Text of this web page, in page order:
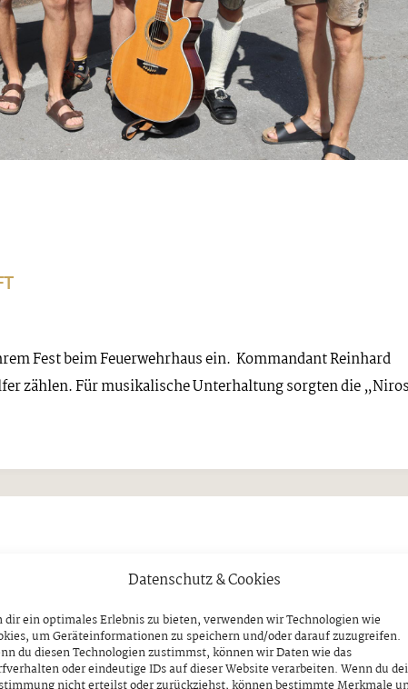
Datenschutz & Cookies
dir ein optimales Erlebnis zu bieten, verwenden wir Technologien wie
um Geräteinformationen zu speichern und/oder darauf zuzugreifen.
du diesen Technologien zustimmst, können wir Daten wie das
oder eindeutige IDs auf dieser Website verarbeiten. Wenn du
Fest beim Feuerwehrhaus ein. Kommandant Reinhard
zählen. Für musikalische Unterhaltung sorgten die
unterstützen
FÜGEN
in Fügen alles rund um’s Thema